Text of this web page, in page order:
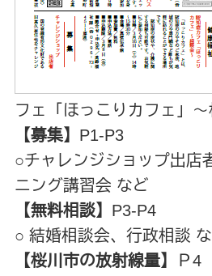
フェ「ほっこりカフェ」
【募集】 P1-P3
○チャレンジショップ出店
ニング講習会 など
【無料相談】 P3-P4
○ 結婚相談会、行政相談
【桜川市の放射線量】
Ｐ4